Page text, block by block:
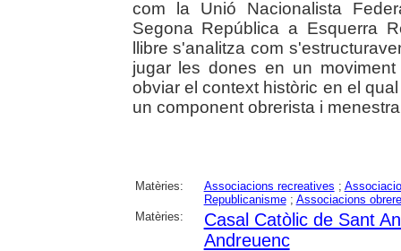
com la Unió Nacionalista
Segona República a Esquerra
llibre s'analitza com
jugar les dones en un
obviar el context històric en el
un component obrerista i
Matèries: Associacions recreatives ;
Republicanisme; Associacions
Matèries:
Casal Catòlic de Sant
Andreuenc